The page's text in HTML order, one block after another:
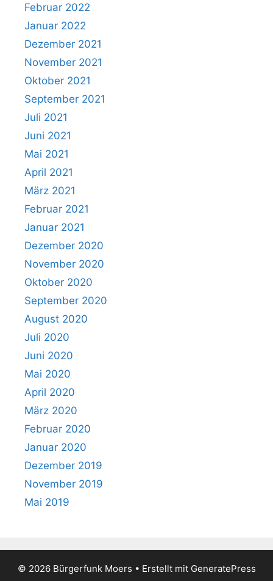
Februar 2022
Januar 2022
Dezember 2021
November 2021
Oktober 2021
September 2021
Juli 2021
Juni 2021
Mai 2021
April 2021
März 2021
Februar 2021
Januar 2021
Dezember 2020
November 2020
Oktober 2020
September 2020
August 2020
Juli 2020
Juni 2020
Mai 2020
April 2020
März 2020
Februar 2020
Januar 2020
Dezember 2019
November 2019
Mai 2019
© 2026 Bürgerfunk Moers • Erstellt mit GeneratePress